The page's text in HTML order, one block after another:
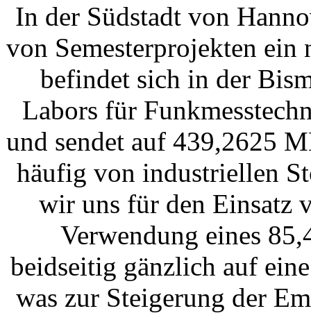
In der Südstadt von
von Semesterprojekten ein
befindet sich in der
Labors für
und sendet auf 439,2625
häufig von industriellen
wir uns für den Einsatz
Verwendung eines
beidseitig gänzlich auf
was zur Steigerung der